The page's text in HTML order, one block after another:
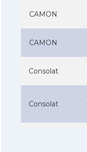
CAMON
CAMON
Consolat
Consolat